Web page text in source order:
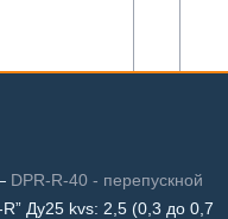
DPR-R-40 - перепускной
Ду25 kvs: 2,5 (0,3 до 0,7